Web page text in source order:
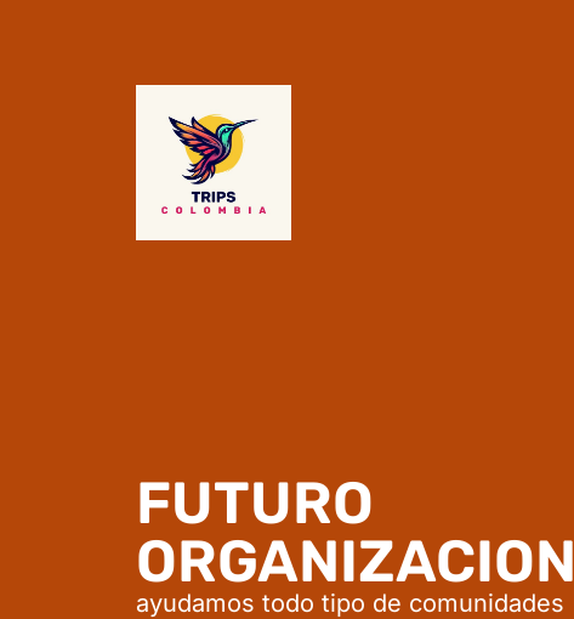
FUTURO
ORGANIZACION
ayudamos todo tipo de comunidades